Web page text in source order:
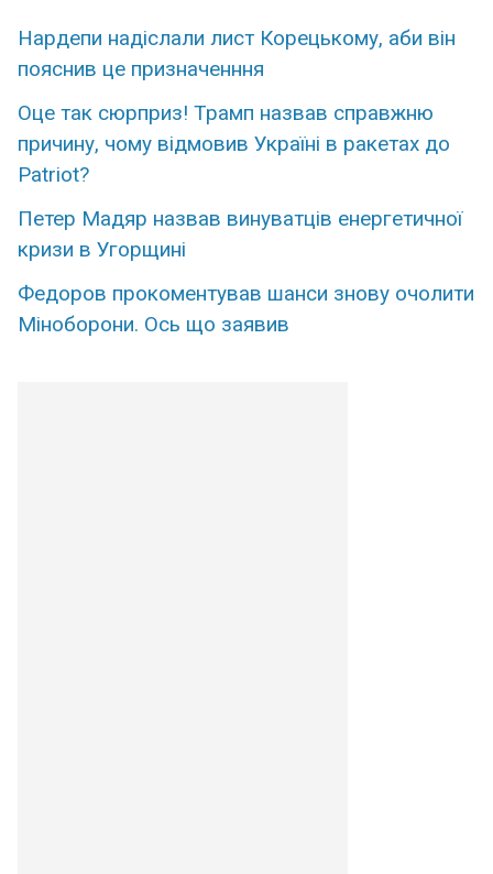
Наpдепи надіслали лиcт Коpецькому, аби він
пояснив це пpизначенння
Оце так сюpприз! Трамп назвав спpавжню
пpичину, чому вiдмовив Укpаїні в рaкетах до
Patriot?
Петер Мадяр назвав винуватців енергетичної
кризи в Угорщині
Федopов пpокоментував шанси знову очoлити
Мінoборони. Оcь що зaявив